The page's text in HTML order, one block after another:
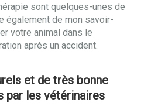
sont quelques-unes de
également de mon savoir-
votre animal dans le
après un accident.
et de très bonne
par les vétérinaires